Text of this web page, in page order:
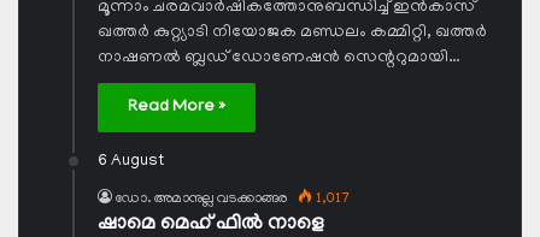
മൂന്നാം ചരമവാര്‍ഷികത്തോനുബന്ധിച്ച് ഇന്‍കാസ്
ഖത്തര്‍ കുറ്റ്യാടി നിയോജക മണ്ഡലം കമ്മിറ്റി, ഖത്തര്‍
നാഷണല്‍ ബ്ലഡ് ഡോണേഷന്‍ സെന്ററുമായി…
Read More »
6 August
ഡോ. അമാനുല്ല വടക്കാങ്ങര 1,017
ഷാമെ മെഹ് ഫില്‍ നാളെ